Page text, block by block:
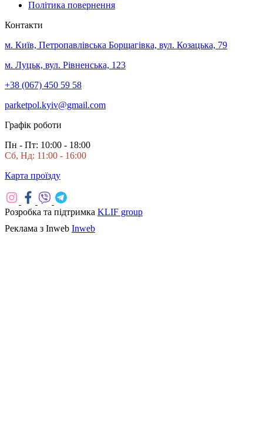
Політика повернення
Контакти
м. Київ, Петропавлівська Борщагівка, вул. Козацька, 79
м. Луцьк, вул. Рівненська, 123
+38 (067) 450 59 58
parketpol.kyiv@gmail.com
Графік роботи
Пн - Пт: 10:00 - 18:00
Сб, Нд: 11:00 - 16:00
Карта проїзду
Розробка та підтримка KLIF group
Реклама з Inweb Inweb